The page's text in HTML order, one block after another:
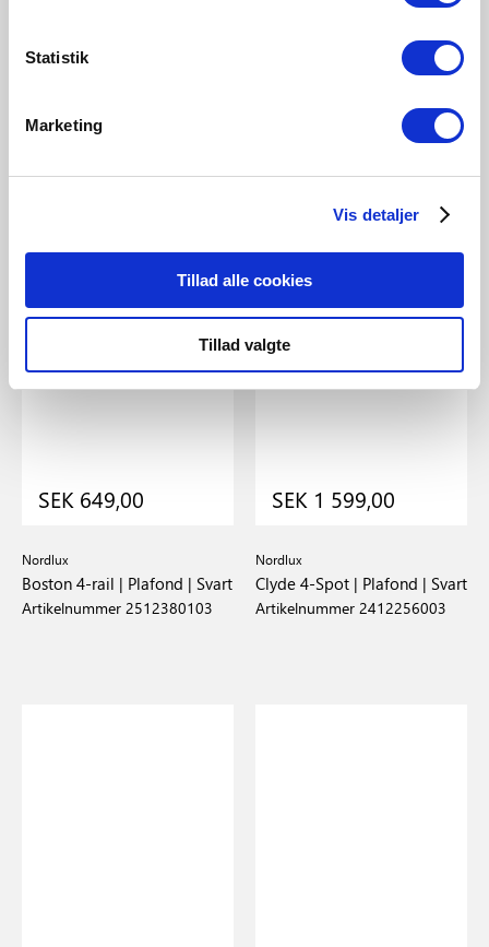
Statistik
Marketing
Vis detaljer
Tillad alle cookies
Tillad valgte
Beroni | Plafond | Svart
Boston 3-rondel | Plafond |
SEK 649,00
Nordlux
Boston 4-rail | Plafond | Svart
Artikelnummer 2512380103
SEK 1 599,00
Nordlux
Clyde 4-Spot | Plafond | Svart
Artikelnummer 2412256003